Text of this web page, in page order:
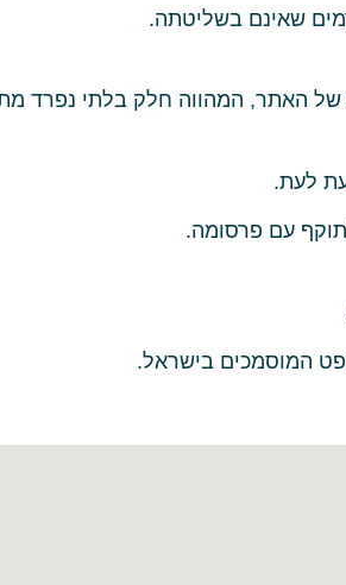
שאינם בשליטתה.
של האתר, המהווה חלק בלתי נפרד
לעת.
עם פרסומה.
המוסמכים בישראל.